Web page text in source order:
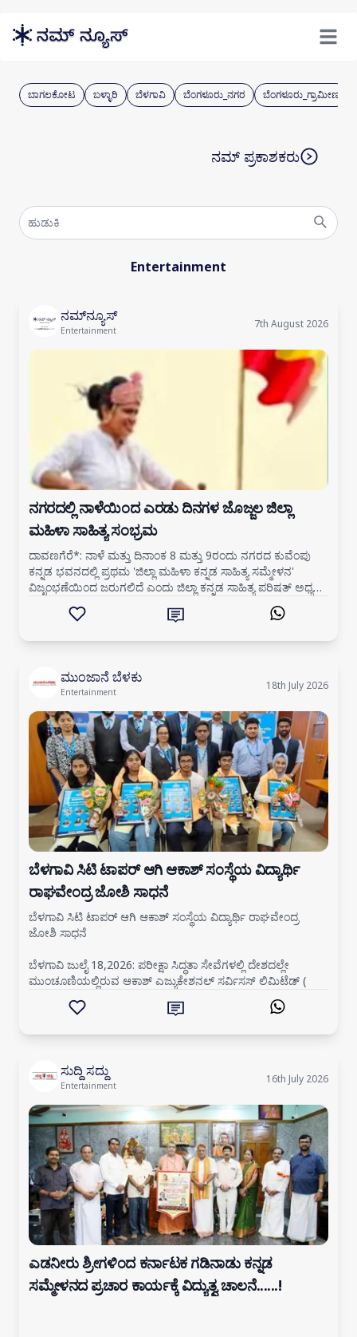
Open
ಬಾಗಲಕೋಟ ಬಳ್ಳಾರಿ ಬೆಳಗಾವಿ ಬೆಂಗಳೂರು_ನಗರ ಬೆಂಗಳೂರು_ಗ್ರಾಮೀಣ
ನಮ್ ಪ್ರಕಾಶಕರು
Entertainment
ನಮ್‌ನ್ಯೂಸ್
Entertainment 7th August 2026
ನಗರದಲ್ಲಿ ನಾಳೆಯಿಂದ ಎರಡು ದಿನಗಳ ಜೊಜ್ಜಲ ಜಿಲ್ಲಾ
ಮಹಿಳಾ ಸಾಹಿತ್ಯ ಸಂಭ್ರಮ
ದಾವಣಗೆರೆ*: ನಾಳೆ ಮತ್ತು ದಿನಾಂಕ 8 ಮತ್ತು 9ರಂದು ನಗರದ ಕುವೆಂಪು
ಕನ್ನಡ ಭವನದಲ್ಲಿ ಪ್ರಥಮ 'ಜಿಲ್ಲಾ ಮಹಿಳಾ ಕನ್ನಡ ಸಾಹಿತ್ಯ ಸಮ್ಮೇಳನ'
ವಿಜೃಂಭಣೆಯಿಂದ ಜರುಗಲಿದೆ ಎಂದು ಜಿಲ್ಲಾ ಕನ್ನಡ ಸಾಹಿತ್ಯ ಪರಿಷತ್ ಅಧ್ಯಕ್ಷ
ಬಿ. ವಾಸುದೇವಪ್ಪ ತಿಳಿಸ
ಮುಂಜಾನೆ ಬೆಳಕು
Entertainment 18th July 2026
ಬೆಳಗಾವಿ ಸಿಟಿ ಟಾಪರ್ ಆಗಿ ಆಕಾಶ್ ಸಂಸ್ಥೆಯ ವಿದ್ಯಾರ್ಥಿ
ರಾಘವೇಂದ್ರ ಜೋಶಿ ಸಾಧನೆ
ಬೆಳಗಾವಿ ಸಿಟಿ ಟಾಪರ್ ಆಗಿ ಆಕಾಶ್ ಸಂಸ್ಥೆಯ ವಿದ್ಯಾರ್ಥಿ ರಾಘವೇಂದ್ರ
ಜೋಶಿ ಸಾಧನೆ
ಬೆಳಗಾವಿ ಜುಲೈ 18,2026: ಪರೀಕ್ಷಾ ಸಿದ್ಧತಾ ಸೇವೆಗಳಲ್ಲಿ ದೇಶದಲ್ಲೇ
ಮುಂಚೂಣಿಯಲ್ಲಿರುವ ಆಕಾಶ್ ಎಜ್ಯುಕೇಶನಲ್ ಸರ್ವಿಸಸ್ ಲಿಮಿಟೆಡ್ (
ಸುದ್ದಿ ಸದ್ದು
Entertainment 16th July 2026
ಎಡನೀರು ಶ್ರೀಗಳಿಂದ ಕರ್ನಾಟಕ ಗಡಿನಾಡು ಕನ್ನಡ
ಸಮ್ಮೇಳನದ ಪ್ರಚಾರ ಕಾರ್ಯಕ್ಕೆ ವಿದ್ಯುತ್ವ ಚಾಲನೆ......!